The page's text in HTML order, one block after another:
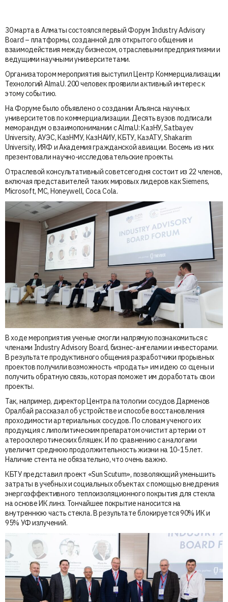
30 марта в Алматы состоялся первый Форум Industry Advisory
Board – платформы, созданной для открытого общения и
взаимодействия между бизнесом, отраслевыми предприятиями и
ведущими научными университетами.
Организатором мероприятия выступил Центр Коммерциализации
Технологий AlmaU. 200 человек проявили активный интерес к
этому событию.
На Форуме было объявлено о создании Альянса научных
университетов по коммерциализации. Десять вузов подписали
меморандум о взаимопонимании с AlmaU: КазНУ, Satbayev
University, АУЭС, КазНМУ, КазНАИУ, КБТУ, КазАТУ, Shakarim
University, ИЯФ и Академия гражданской авиации. Восемь из них
презентовали научно-исследовательские проекты.
Отраслевой консультативный советсегодня состоит из 22 членов,
включая представителей таких мировых лидеров как Siemens,
Microsoft, MC, Honeywell, Coca Cola.
В ходе мероприятия ученые смогли напрямую познакомиться с
членами Industry Advisory Board, бизнес-ангелами и инвесторами.
В результате продуктивного общения разработчики прорывных
проектов получили возможность «продать» им идею со сцены и
получить обратную связь, которая поможет им доработать свои
проекты.
Так, например, директор Центра патологии сосудов Дарменов
Оралбай рассказал об устройстве и способе восстановления
проходимости артериальных сосудов. По словам ученого их
продукция с липолитическим препаратом очистит артерии от
атеросклеротических бляшек. И по сравнению с аналогами
увеличит среднюю продолжительность жизни на 10-15 лет.
Наличие стента не обязательно, что очень важно.
КБТУ представил проект «Sun Scutum», позволяющий уменьшить
затраты в учебных и социальных объектах с помощью внедрения
энергоэффективного теплоизоляционного покрытия для стекла
на основе ИК линз. Тончайшее покрытие наносится на
внутреннюю часть стекла. В результате блокируется 90% ИК и
95% УФ излучений.